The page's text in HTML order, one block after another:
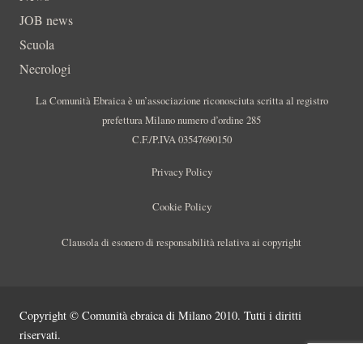
JOB news
Scuola
Necrologi
La Comunità Ebraica è un’associazione riconosciuta scritta al registro
prefettura Milano numero d’ordine 285
C.F./P.IVA 03547690150
Privacy Policy
Cookie Policy
Clausola di esonero di responsabilità relativa ai copyright
Copyright © Comunità ebraica di Milano 2010. Tutti i diritti
riservati.